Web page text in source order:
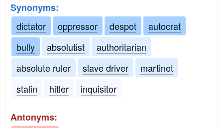
Synonyms:
dictator
oppressor despot
autocrat
bully
absolutist
authoritarian
absolute ruler
slave driver
martinet
stalin
hitler inquisitor
Antonyms: